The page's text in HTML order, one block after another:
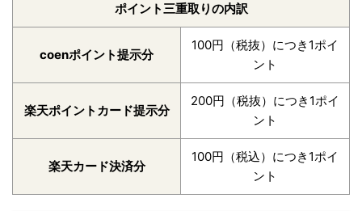
ポイント三重取りの内訳
coenポイント提示分
100円（税抜）につき1ポイ
ント
楽天ポイントカード提示分
200円（税抜）につき1ポイ
ント
楽天カード決済分
100円（税込）につき1ポイ
ント